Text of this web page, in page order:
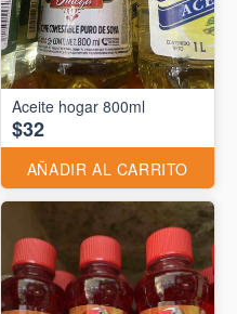
Aceite hogar 800ml
$32
AÑADIR AL CARRITO